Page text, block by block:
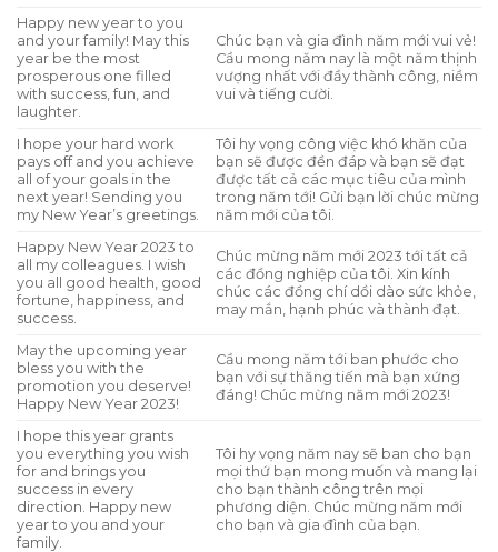
Happy new year to you
and your family! May this
year be the most
prosperous one filled
with success, fun, and
laughter.
Chúc bạn và gia đình năm mới vui vẻ!
Cầu mong năm nay là một năm thịnh
vượng nhất với đầy thành công, niềm
vui và tiếng cười.
I hope your hard work
pays off and you achieve
all of your goals in the
next year! Sending you
my New Year’s greetings.
Tôi hy vọng công việc khó khăn của
bạn sẽ được đền đáp và bạn sẽ đạt
được tất cả các mục tiêu của mình
trong năm tới! Gửi bạn lời chúc mừng
năm mới của tôi.
Happy New Year 2023 to
all my colleagues. I wish
you all good health, good
fortune, happiness, and
success.
Chúc mừng năm mới 2023 tới tất cả
các đồng nghiệp của tôi. Xin kính
chúc các đồng chí dồi dào sức khỏe,
may mắn, hạnh phúc và thành đạt.
May the upcoming year
bless you with the
promotion you deserve!
Happy New Year 2023!
Cầu mong năm tới ban phước cho
bạn với sự thăng tiến mà bạn xứng
đáng! Chúc mừng năm mới 2023!
I hope this year grants
you everything you wish
for and brings you
success in every
direction. Happy new
year to you and your
family.
Tôi hy vọng năm nay sẽ ban cho bạn
mọi thứ bạn mong muốn và mang lại
cho bạn thành công trên mọi
phương diện. Chúc mừng năm mới
cho bạn và gia đình của bạn.